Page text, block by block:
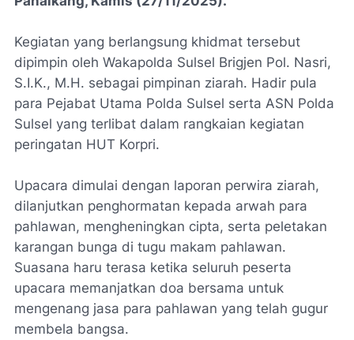
Kegiatan yang berlangsung khidmat tersebut
dipimpin oleh Wakapolda Sulsel Brigjen Pol. Nasri,
S.I.K., M.H. sebagai pimpinan ziarah. Hadir pula
para Pejabat Utama Polda Sulsel serta ASN Polda
Sulsel yang terlibat dalam rangkaian kegiatan
peringatan HUT Korpri.
Upacara dimulai dengan laporan perwira ziarah,
dilanjutkan penghormatan kepada arwah para
pahlawan, mengheningkan cipta, serta peletakan
karangan bunga di tugu makam pahlawan.
Suasana haru terasa ketika seluruh peserta
upacara memanjatkan doa bersama untuk
mengenang jasa para pahlawan yang telah gugur
membela bangsa.